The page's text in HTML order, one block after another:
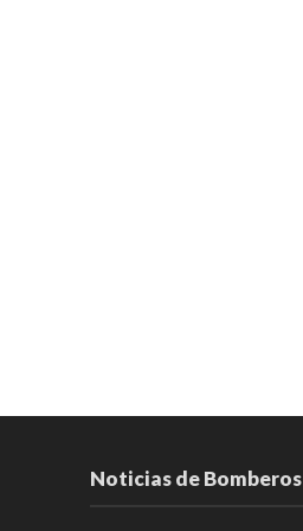
Noticias de Bomberos